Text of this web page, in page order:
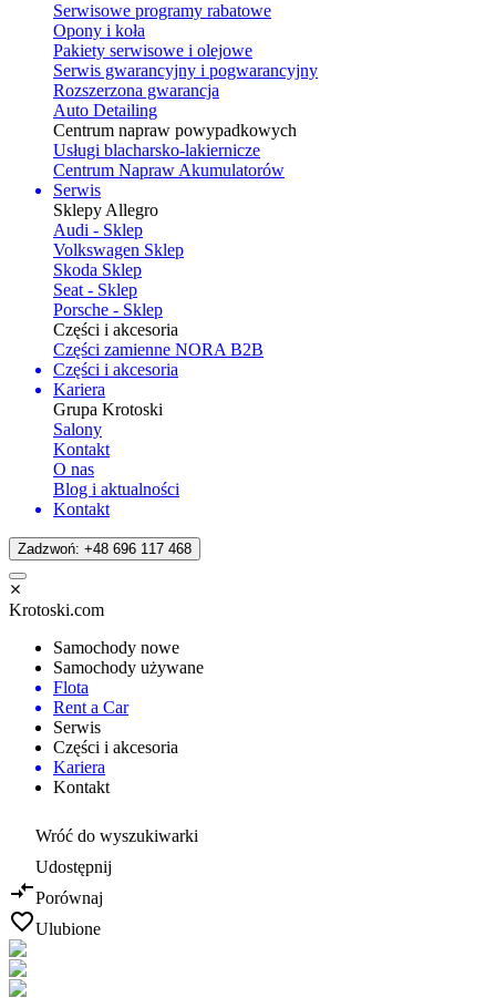
Serwisowe programy rabatowe
Opony i koła
Pakiety serwisowe i olejowe
Serwis gwarancyjny i pogwarancyjny
Rozszerzona gwarancja
Auto Detailing
Centrum napraw powypadkowych
Usługi blacharsko-lakiernicze
Centrum Napraw Akumulatorów
Serwis
Sklepy Allegro
Audi - Sklep
Volkswagen Sklep
Skoda Sklep
Seat - Sklep
Porsche - Sklep
Części i akcesoria
Części zamienne NORA B2B
Części i akcesoria
Kariera
Grupa Krotoski
Salony
Kontakt
O nas
Blog i aktualności
Kontakt
Zadzwoń: +48 696 117 468
Krotoski.com
Samochody nowe
Samochody używane
Flota
Rent a Car
Serwis
Części i akcesoria
Kariera
Kontakt
Wróć do wyszukiwarki
Udostępnij
Porównaj
Ulubione